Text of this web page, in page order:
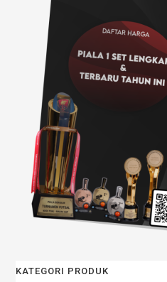
KATEGORI PRODUK